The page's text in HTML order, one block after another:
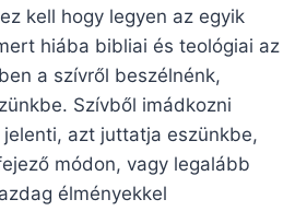
kell hogy legyen az egyik
hiába bibliai és teológiai az
a szívről beszélnénk,
Szívből imádkozni
azt juttatja eszünkbe,
módon, vagy legalább
élményekkel